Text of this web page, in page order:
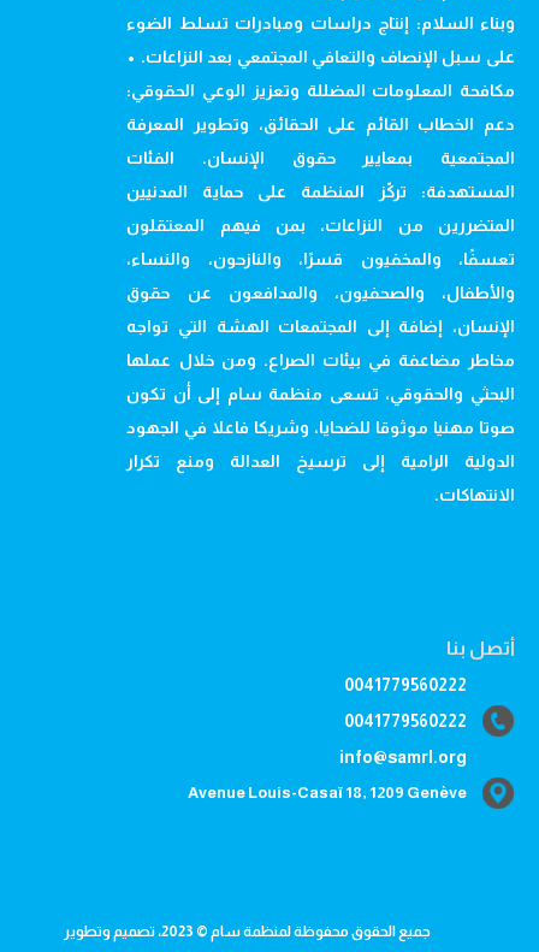
وبناء السلام: إنتاج دراسات ومبادرات تسلط الضوء
على سبل الإنصاف والتعافي المجتمعي بعد النزاعات. •
مكافحة المعلومات المضللة وتعزيز الوعي الحقوقي:
دعم الخطاب القائم على الحقائق، وتطوير المعرفة
المجتمعية بمعايير حقوق الإنسان. الفئات
المستهدفة: تركّز المنظمة على حماية المدنيين
المتضررين من النزاعات، بمن فيهم المعتقلون
تعسفًا، والمخفيون قسرًا، والنازحون، والنساء،
والأطفال، والصحفيون، والمدافعون عن حقوق
الإنسان، إضافة إلى المجتمعات الهشة التي تواجه
مخاطر مضاعفة في بيئات الصراع. ومن خلال عملها
البحثي والحقوقي، تسعى منظمة سام إلى أن تكون
صوتا مهنيا موثوقا للضحايا، وشريكا فاعلا في الجهود
الدولية الرامية إلى ترسيخ العدالة ومنع تكرار
الانتهاكات.
أتصل بنا
0041779560222
0041779560222
info@samrl.org
Avenue Louis-Casaï 18, 1209 Genève
جميع الحقوق محفوظة لمنظمة سام © 2023، تصميم وتطوير